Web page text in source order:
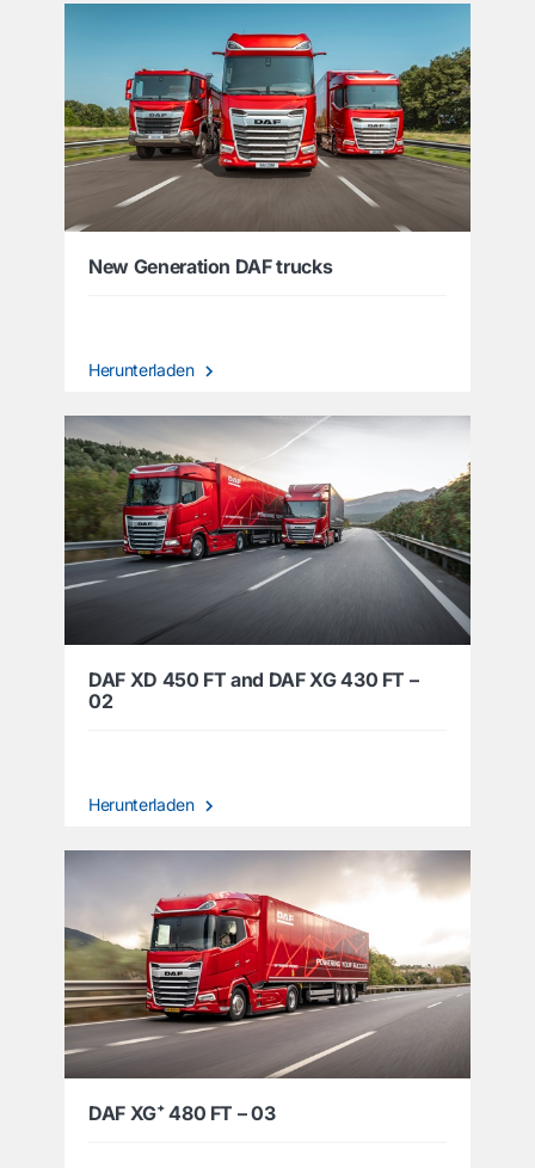
New Generation DAF trucks
Herunterladen
DAF XD 450 FT and DAF XG 430 FT –
02
Herunterladen
DAF XG⁺ 480 FT – 03